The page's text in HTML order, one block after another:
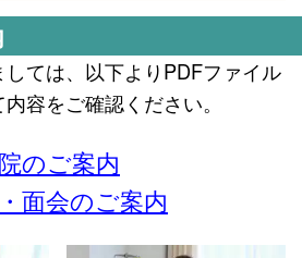
しては、以下よりPDFファイル
容をご確認ください。
のご案内
面会のご案内